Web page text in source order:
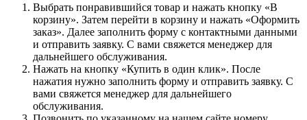
Выбрать понравившийся товар и нажать кнопку «В
корзину». Затем перейти в корзину и нажать «Оформить
заказ». Далее заполнить форму с контактными данными
и отправить заявку. С вами свяжется менеджер для
дальнейшего обслуживания.
Нажать на кнопку «Купить в один клик». После
нажатия нужно заполнить форму и отправить заявку. С
вами свяжется менеджер для дальнейшего
обслуживания.